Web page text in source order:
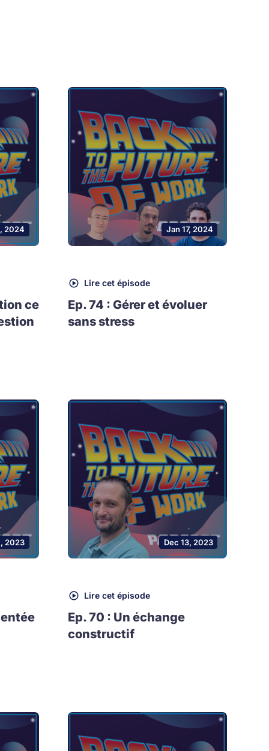
2024
ce
Jan 17, 2024
Lire cet épisode
Ep. 74 : Gérer et évoluer
sans stress
2023 Dec 13, 2023
Lire cet épisode
Ep. 70 : Un échange
constructif